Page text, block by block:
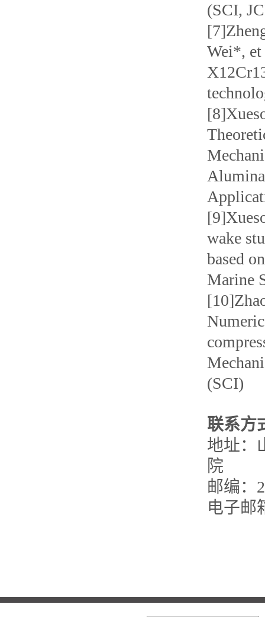
(SCI,
Wei*, et
wake
based
Marine
(SCI)
联系方
地址：
院
邮编：
电子邮